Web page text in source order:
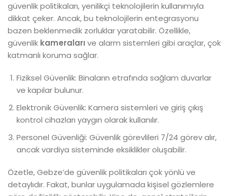
güvenlik politikaları, yenilikçi teknolojilerin kullanımıyla
dikkat çeker. Ancak, bu teknolojilerin entegrasyonu
bazen beklenmedik zorluklar yaratabilir. Özellikle,
güvenlik kameraları ve alarm sistemleri gibi araçlar, çok
katmanlı koruma sağlar.
Fiziksel Güvenlik: Binaların etrafında sağlam duvarlar
ve kapılar bulunur.
Elektronik Güvenlik: Kamera sistemleri ve giriş çıkış
kontrol cihazları yaygın olarak kullanılır.
Personel Güvenliği: Güvenlik görevlileri 7/24 görev alır,
ancak vardiya sisteminde eksiklikler oluşabilir.
Özetle, Gebze’de güvenlik politikaları çok yönlü ve
detaylıdır. Fakat, bunlar uygulamada kişisel gözlemlere